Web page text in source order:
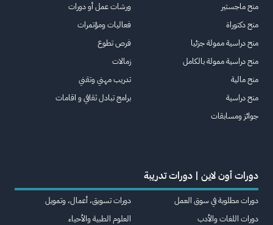
منح ماجستير
منح دكتوراة
منح دراسية ممولة جزئيا
منح دراسية ممولة بالكامل
منح مالية
منح دراسية
جوائز ومسابقات
ورشات عمل أو دورات
فعاليات ومؤتمرات
فرص تطوع
زمالات
تدريب مهني وتقني
برامج تبادل ثقافي و اقامات
دورات أون لاين | دورات تدريبة
دورات مطلوبة في سوق العمل
دورات اللغات والأدب
دورات تسويق، أعمال، وتمويل
العلوم الطبية والأحياء